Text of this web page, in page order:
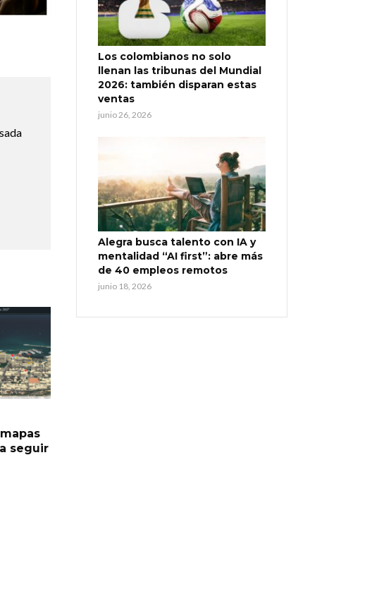
seguir
Los colombianos no solo
llenan las tribunas del Mundial
2026: también disparan estas
ventas
junio 26, 2026
Alegra busca talento con IA y
mentalidad “AI first”: abre más
de 40 empleos remotos
junio 18, 2026